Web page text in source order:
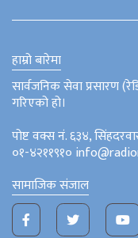
हाम्रो बारेमा
सार्वजनिक सेवा प्रसारण
गरिएको हो।
पोष्ट वक्स नं. ६३४,
०१-४२११९१०
सामाजिक संजाल